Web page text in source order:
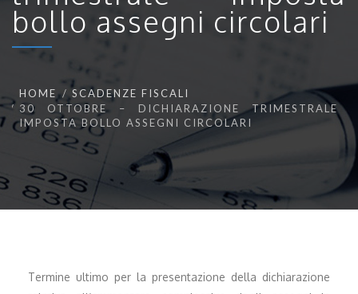
bollo assegni circolari
HOME
SCADENZE FISCALI
30 OTTOBRE – DICHIARAZIONE TRIMESTRALE
IMPOSTA BOLLO ASSEGNI CIRCOLARI
Termine ultimo per la presentazione della dichiarazione